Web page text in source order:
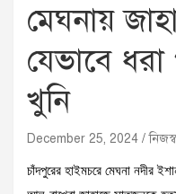
মেঘনায়
যেভাবে ধরা
খুনি
December 25, 2024
চাঁদপুরের হাইমচরে মেঘনা নদীর